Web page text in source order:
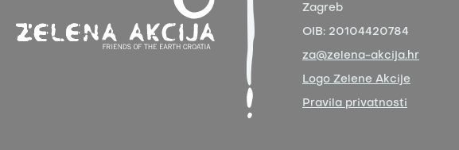
Zagreb
OIB: 20104420784
za@zelena-akcija.hr
Logo Zelene Akcije
Pravila privatnosti